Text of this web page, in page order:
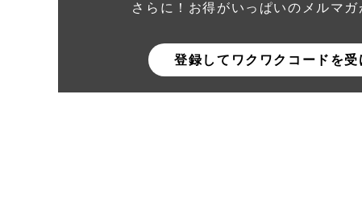
さらに！お得がいっぱいのメルマガ
登録してワクワクコードを受